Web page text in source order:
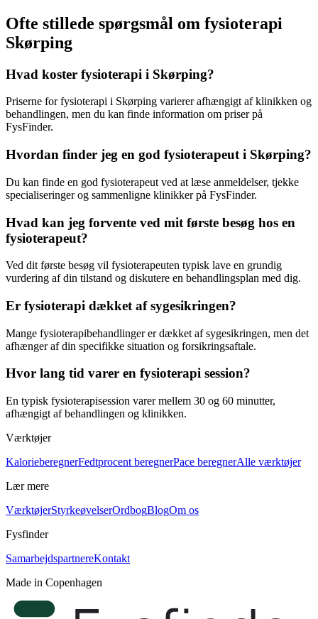
Ofte stillede spørgsmål om fysioterapi
Skørping
Hvad koster fysioterapi i Skørping?
Priserne forfysioterapi i Skørping varierer afhængigt af klinikken og
behandlingen, men du kan finde information om priser på
FysFinder.
Hvordan finder jeg en god fysioterapeut i Skørping?
Du kan finde en god fysioterapeut ved at læse anmeldelser, tjekke
specialiseringer og sammenligne klinikker på FysFinder.
Hvad kan jeg forvente ved mit første besøg hos en
fysioterapeut?
Ved dit første besøg vil fysioterapeuten typisk lave en grundig
vurdering af din tilstand og diskutere en behandlingsplan med dig.
Er fysioterapi dækket af sygesikringen?
Mange fysioterapibehandlinger er dækket af sygesikringen, men det
afhænger af din specifikke situation og forsikringsaftale.
Hvor lang tid varer en fysioterapi session?
En typisk fysioterapisession varer mellem 30 og 60 minutter,
afhængigt af behandlingen og klinikken.
Værktøjer
KalorieberegnerFedtprocent beregnerPace beregnerAlle værktøjer
Lær mere
VærktøjerStyrkeøvelserOrdbogBlogOm os
Fysfinder
SamarbejdspartnereKontakt
Made in Copenhagen